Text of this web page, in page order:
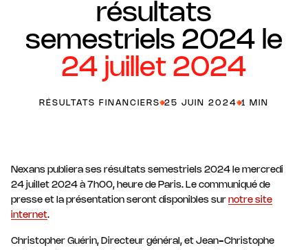
résultats
semestriels 2024 le
24 juillet 2024
RÉSULTATS FINANCIERS 25 JUIN 2024 1 MIN
Nexans publiera ses résultats semestriels 2024 le mercredi
24 juillet 2024 à 7h00, heure de Paris. Le communiqué de
presse et la présentation seront disponibles sur notre site
internet.
Christopher Guérin, Directeur général, et Jean-Christophe